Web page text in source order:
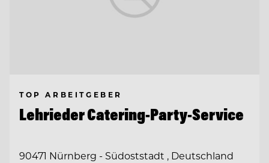
TOP ARBEITGEBER
Lehrieder Catering-Party-Service
90471 Nürnberg - Südoststadt , Deutschland